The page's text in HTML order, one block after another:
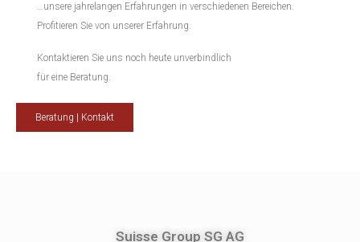
…unsere jahrelangen Erfahrungen in verschiedenen Bereichen.
Profitieren Sie von unserer Erfahrung.
Kontaktieren Sie uns noch heute unverbindlich
für eine Beratung.
Beratung | Kontakt
Suisse Group SG AG